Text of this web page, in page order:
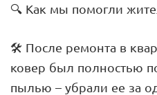
🔍 Как мы помогли
🛠️ После ремонта в
ковер был полностью
пылью – убрали ее за